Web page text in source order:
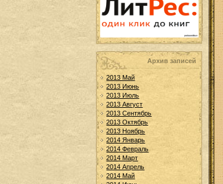
Архив записей
2013 Май
2013 Июнь
2013 Июль
2013 Август
2013 Сентябрь
2013 Октябрь
2013 Ноябрь
2014 Январь
2014 Февраль
2014 Март
2014 Апрель
2014 Май